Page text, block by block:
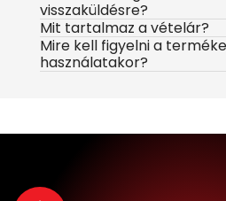
visszaküldésre?
Mit tartalmaz a vételár?
Mire kell figyelni a
használatakor?